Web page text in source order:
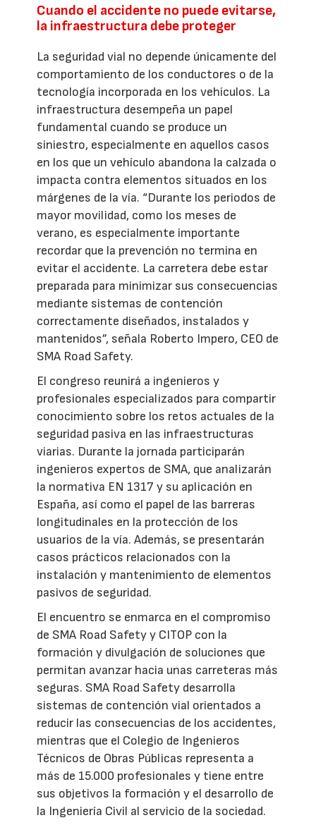
Cuando el accidente no puede evitarse,
la infraestructura debe proteger
La seguridad vial no depende únicamente del
comportamiento de los conductores o de la
tecnología incorporada en los vehículos. La
infraestructura desempeña un papel
fundamental cuando se produce un
siniestro, especialmente en aquellos casos
en los que un vehículo abandona la calzada o
impacta contra elementos situados en los
márgenes de la vía. “Durante los periodos de
mayor movilidad, como los meses de
verano, es especialmente importante
recordar que la prevención no termina en
evitar el accidente. La carretera debe estar
preparada para minimizar sus consecuencias
mediante sistemas de contención
correctamente diseñados, instalados y
mantenidos”, señala Roberto Impero, CEO de
SMA Road Safety.
El congreso reunirá a ingenieros y
profesionales especializados para compartir
conocimiento sobre los retos actuales de la
seguridad pasiva en las infraestructuras
viarias. Durante la jornada participarán
ingenieros expertos de SMA, que analizarán
la normativa EN 1317 y su aplicación en
España, así como el papel de las barreras
longitudinales en la protección de los
usuarios de la vía. Además, se presentarán
casos prácticos relacionados con la
instalación y mantenimiento de elementos
pasivos de seguridad.
El encuentro se enmarca en el compromiso
de SMA Road Safety y CITOP con la
formación y divulgación de soluciones que
permitan avanzar hacia unas carreteras más
seguras. SMA Road Safety desarrolla
sistemas de contención vial orientados a
reducir las consecuencias de los accidentes,
mientras que el Colegio de Ingenieros
Técnicos de Obras Públicas representa a
más de 15.000 profesionales y tiene entre
sus objetivos la formación y el desarrollo de
la Ingeniería Civil al servicio de la sociedad.